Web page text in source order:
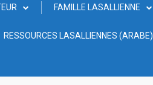
FAMILLE LASALLIENNE
RESSOURCES LASALLIENNES (ARABE)